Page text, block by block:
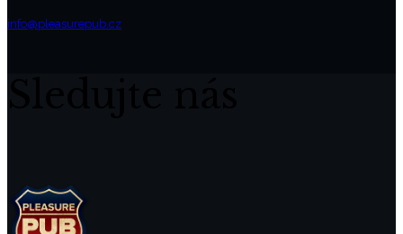
info@pleasurepub.cz